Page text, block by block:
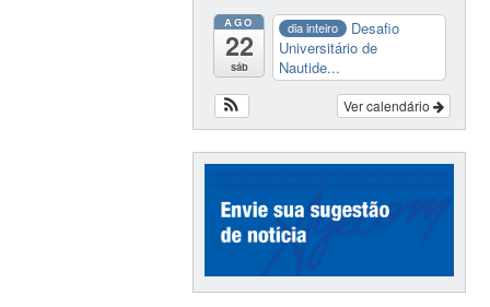
AGO
22
sáb
dia inteiro
Desafio
Universitário de
Nautide...
Ver calendário